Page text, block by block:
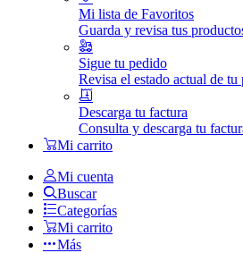
Mi lista de Favoritos
Guarda y revisa tus
Sigue tu pedido
Revisa el estado actual de tu
Descarga tu factura
Consulta y descarga tu
Mi carrito
Mi cuenta
Buscar
Categorías
Mi carrito
Más